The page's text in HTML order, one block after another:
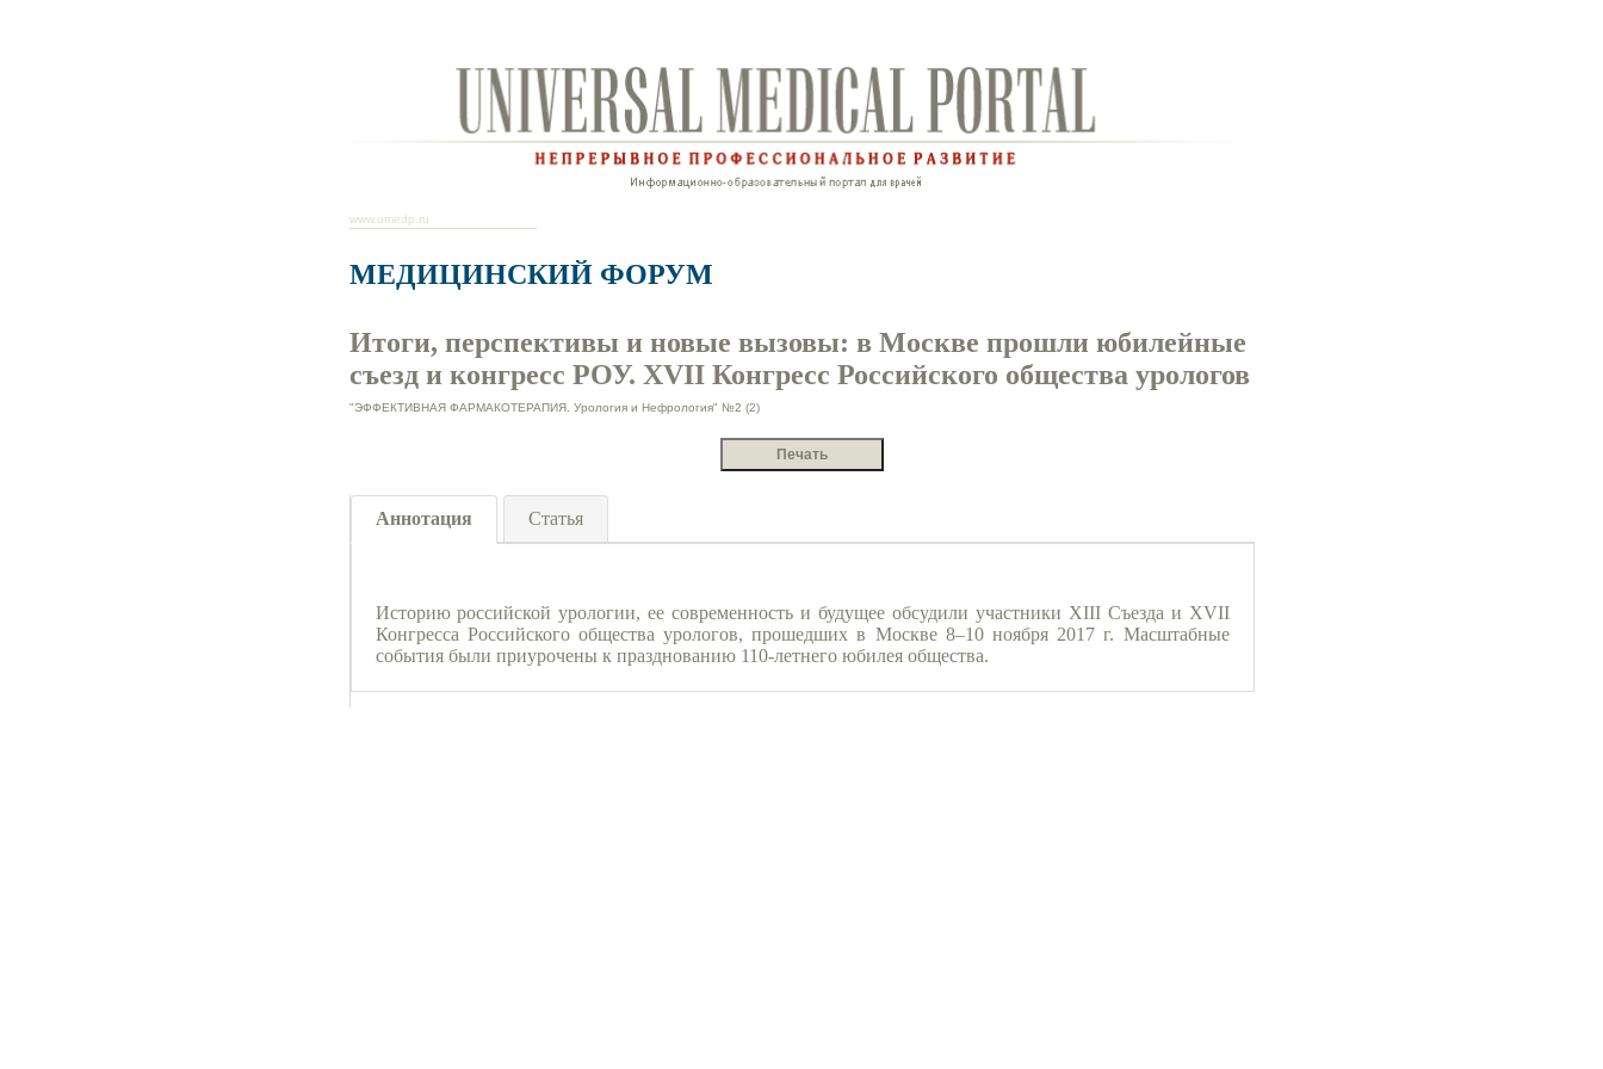
www.umedp.ru
МЕДИЦИНСКИЙ ФОРУМ
Итоги, перспективы и новые вызовы: в Москве прошли юбилейные
съезд и конгресс РОУ. XVII Конгресс Российского общества урологов
"ЭФФЕКТИВНАЯ ФАРМАКОТЕРАПИЯ. Урология и Нефрология" №2 (2)
Аннотация Статья
Историю российской урологии, ее современность и будущее обсудили участники XIII Съезда и XVII
Конгресса Российского общества урологов, прошедших в Москве 8–10 ноября 2017 г. Масштабные
события были приурочены к празднованию 110-летнего юбилея общества.